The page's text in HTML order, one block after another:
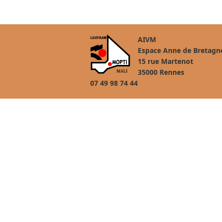
AIVM
Espace Anne de
15 rue Martenot
35000 Rennes
07 49 98 74 44